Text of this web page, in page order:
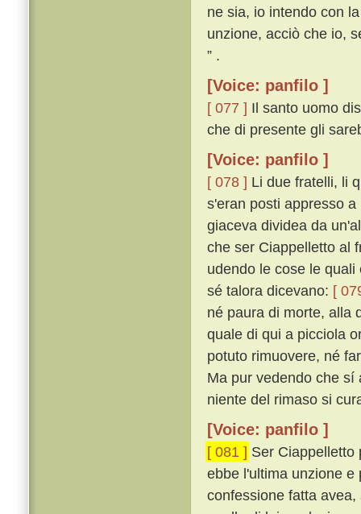
ne sia, io intendo con
unzione, acciò che io,
” .
[Voice: panfilo ]
[ 077 ] Il santo uomo
che di presente gli
[Voice: panfilo ]
[ 078 ] Li due fratelli, li
s'eran posti appresso
giaceva dividea da
che ser Ciappelletto al
udendo le cose le
sé talora dicevano: [
né paura di morte, alla
quale di qui a picciola
potuto rimuovere, né
Ma pur vedendo che sí
niente del rimaso si
[Voice: panfilo ]
[ 081 ] Ser Ciappelletto
ebbe l'ultima unzione
confessione fatta